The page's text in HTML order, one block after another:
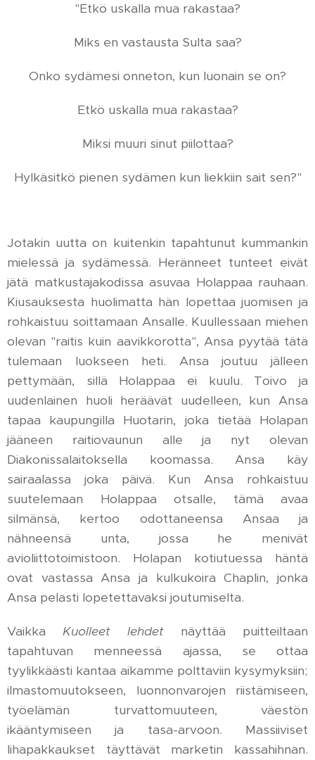
"Etkö uskalla mua rakastaa?
Miks en vastausta Sulta saa?
Onko sydämesi onneton, kun luonain se on?
Etkö uskalla mua rakastaa?
Miksi muuri sinut piilottaa?
Hylkäsitkö pienen sydämen kun liekkiin sait sen?"
Jotakin uutta on kuitenkin tapahtunut kummankin
mielessä ja sydämessä. Heränneet tunteet eivät
jätä matkustajakodissa asuvaa Holappaa rauhaan.
Kiusauksesta huolimatta hän lopettaa juomisen ja
rohkaistuu soittamaan Ansalle. Kuullessaan miehen
olevan "raitis kuin aavikkorotta", Ansa pyytää tätä
tulemaan luokseen heti. Ansa joutuu jälleen
pettymään, sillä Holappaa ei kuulu. Toivo ja
uudenlainen huoli heräävät uudelleen, kun Ansa
tapaa kaupungilla Huotarin, joka tietää Holapan
jääneen raitiovaunun alle ja nyt olevan
Diakonissalaitoksella koomassa. Ansa käy
sairaalassa joka päivä. Kun Ansa rohkaistuu
suutelemaan Holappaa otsalle, tämä avaa
silmänsä, kertoo odottaneensa Ansaa ja
nähneensä unta, jossa he menivät
avioliittotoimistoon. Holapan kotiutuessa häntä
ovat vastassa Ansa ja kulkukoira Chaplin, jonka
Ansa pelasti lopetettavaksi joutumiselta.
Vaikka Kuolleet lehdet näyttää puitteiltaan
tapahtuvan menneessä ajassa, se ottaa
tyylikkäästi kantaa aikamme polttaviin kysymyksiin;
ilmastomuutokseen, luonnonvarojen riistämiseen,
työelämän turvattomuuteen, väestön
ikääntymiseen ja tasa-arvoon. Massiiviset
lihapakkaukset täyttävät marketin kassahihnan.